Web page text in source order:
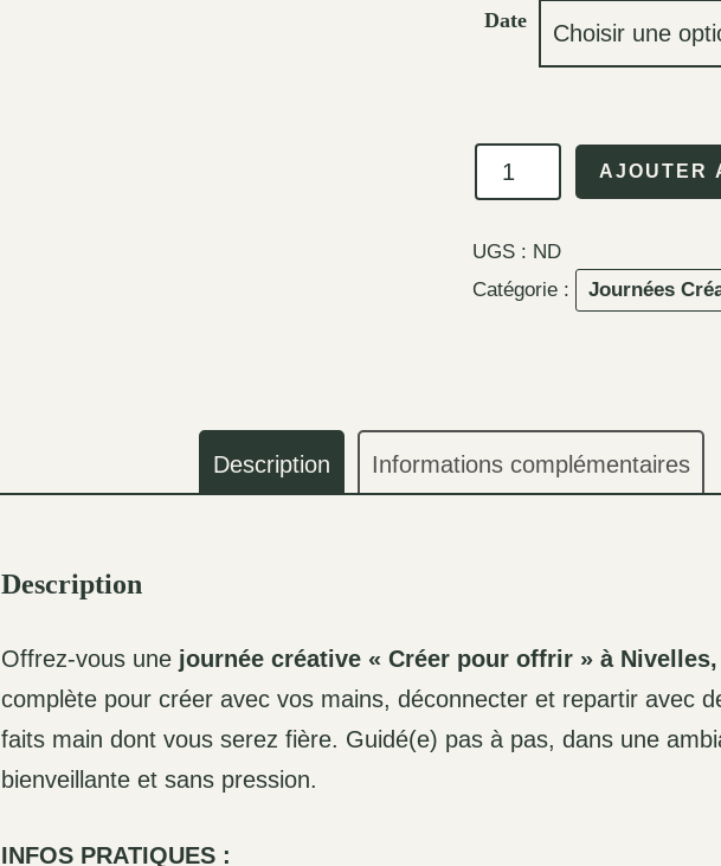
Date
quantité
de
"Créer
AJOUTER
UGS : ND
Catégorie :
Journées
Description Informations complémentaires
Description
Offrez-vous une journée créative « Créer pour offrir » à Nivelles,
complète pour créer avec vos mains, déconnecter et repartir avec
faits main dont vous serez fière. Guidé(e) pas à pas, dans une
bienveillante et sans pression.
INFOS PRATIQUES :